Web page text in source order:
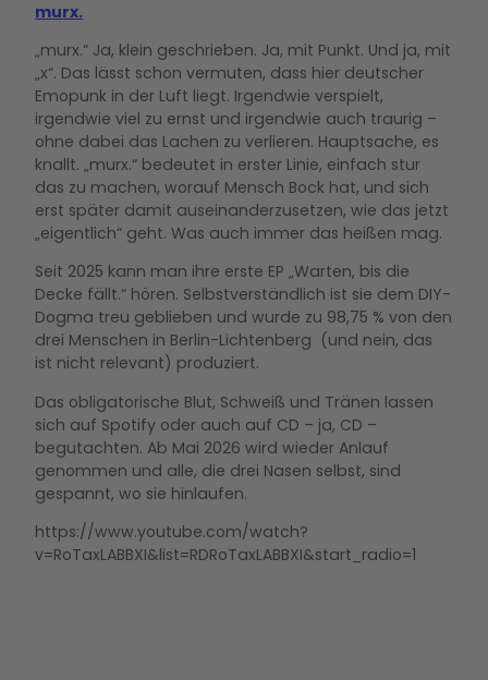
murx.
„murx.“ Ja, klein geschrieben. Ja, mit Punkt. Und ja, mit
„x“. Das lässt schon vermuten, dass hier deutscher
Emopunk in der Luft liegt. Irgendwie verspielt,
irgendwie viel zu ernst und irgendwie auch traurig –
ohne dabei das Lachen zu verlieren. Hauptsache, es
knallt. „murx.“ bedeutet in erster Linie, einfach stur
das zu machen, worauf Mensch Bock hat, und sich
erst später damit auseinanderzusetzen, wie das jetzt
„eigentlich“ geht. Was auch immer das heißen mag.
Seit 2025 kann man ihre erste EP „Warten, bis die
Decke fällt.“ hören. Selbstverständlich ist sie dem DIY-
Dogma treu geblieben und wurde zu 98,75 % von den
drei Menschen in Berlin-Lichtenberg (und nein, das
ist nicht relevant) produziert.
Das obligatorische Blut, Schweiß und Tränen lassen
sich auf Spotify oder auch auf CD – ja, CD –
begutachten. Ab Mai 2026 wird wieder Anlauf
genommen und alle, die drei Nasen selbst, sind
gespannt, wo sie hinlaufen.
https://www.youtube.com/watch?
v=RoTaxLABBXI&list=RDRoTaxLABBXI&start_radio=1